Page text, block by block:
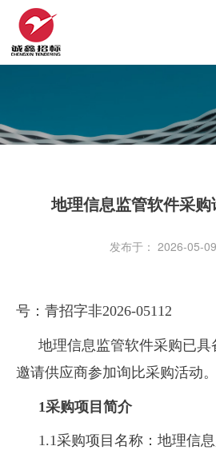
地理信息监管软件采
发布于： 2026-05-
号：青招字非2026-05112
地理信息监管软件采购已
邀请供应商参加询比采购活动。
1采购项目简介
1.1采购项目名称： 地理信